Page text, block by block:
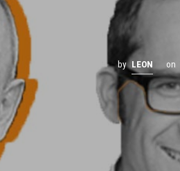
by LEON on